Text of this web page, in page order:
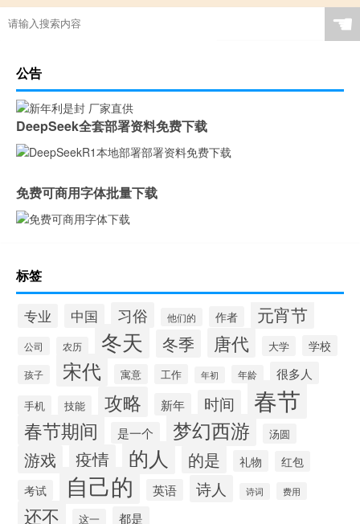
☚
公告
DeepSeek全套部署资料免费下载
免费可商用字体批量下载
标签
专业 中国 习俗 他们的 作者 元宵节
公司 农历 冬天 冬季 唐代 大学 学校
孩子 宋代 寓意 工作 年初 年龄 很多人
手机 技能 攻略 新年 时间 春节
春节期间 是一个 梦幻西游 汤圆
游戏 疫情 的人 的是 礼物
红包
考试
自己的 英语 诗人 诗词 费用
还不 这一 都是